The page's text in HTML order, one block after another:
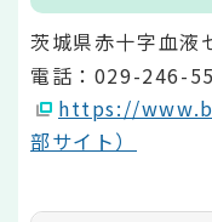
茨城県赤十字血液
電話：029-246-
https://
部サイト）